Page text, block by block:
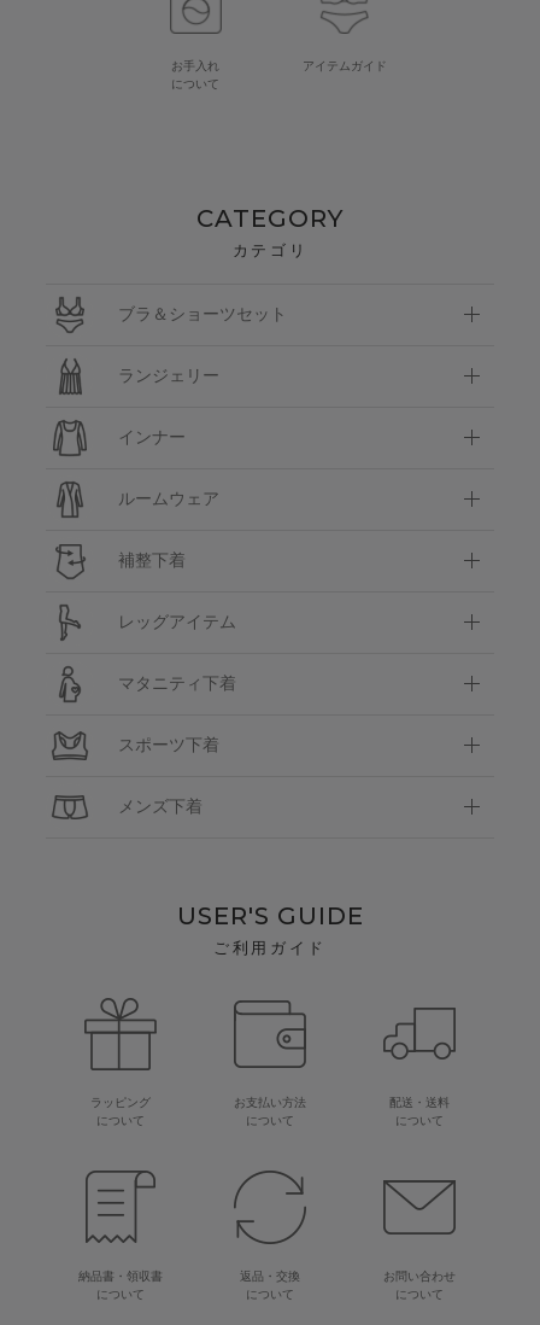
お手入れ
について
アイテムガイド
CATEGORY
カテゴリ
ブラ＆ショーツセット
ランジェリー
インナー
ルームウェア
補整下着
レッグアイテム
マタニティ下着
スポーツ下着
メンズ下着
USER'S GUIDE
ご利用ガイド
ラッピング
について
お支払い方法
について
配送・送料
について
納品書・領収書
について
返品・交換
について
お問い合わせ
について